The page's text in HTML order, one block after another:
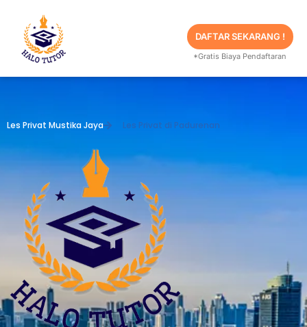
content
DAFTAR SEKARANG !
*Gratis Biaya Pendaftaran
Les Privat Mustika Jaya Les Privat di Padurenan